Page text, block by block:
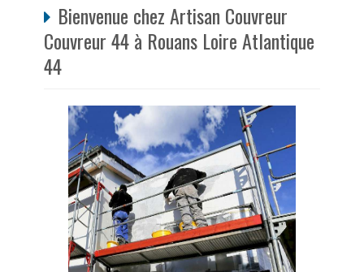
Bienvenue chez Artisan Couvreur
Couvreur 44 à Rouans Loire Atlantique
44